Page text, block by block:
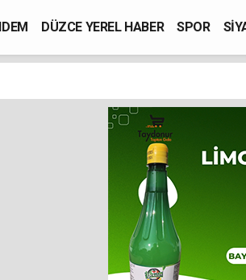
DÜZCE YEREL HABER SPOR